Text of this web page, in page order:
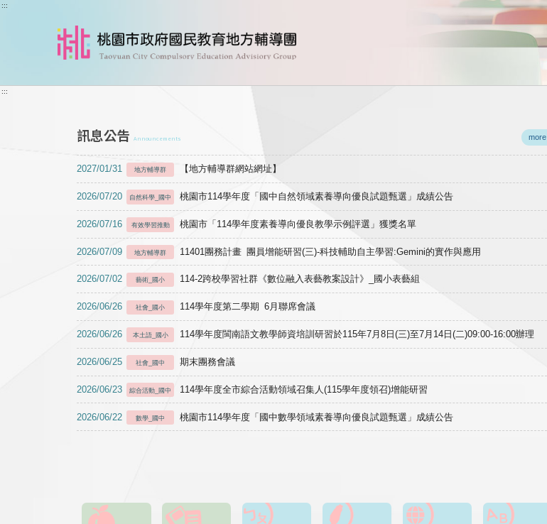
跳到主要內容
:::
:::
訊息公告 Announcements more
2027/01/31 地方輔導群 【地方輔導群網站網址】
2026/07/20 自然科學_國中 桃園市114學年度「國中自然領域素養導向優良試題甄選」成績公告
2026/07/16 有效學習推動 桃園市「114學年度素養導向優良教學示例評選」獲獎名單
2026/07/09 地方輔導群 11401團務計畫 團員增能研習(三)-科技輔助自主學習:Gemini的實作與應用
2026/07/02 藝術_國小 114-2跨校學習社群《數位融入表藝教案設計》_國小表藝組
2026/06/26 社會_國小 114學年度第二學期 6月聯席會議
2026/06/26 本土語_國小 114學年度閩南語文教學師資培訓研習於115年7月8日(三)至7月14日(二)09:00-16:00辦理
2026/06/25 社會_國中 期末團務會議
2026/06/23 綜合活動_國中 114學年度全市綜合活動領域召集人(115學年度領召)增能研習
2026/06/22 數學_國中 桃園市114學年度「國中數學領域素養導向優良試題甄選」成績公告